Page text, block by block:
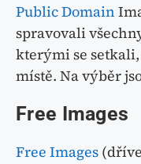
Public Domain
spravovali
kterými se
místě. Na výběr
Free Images
Free Images